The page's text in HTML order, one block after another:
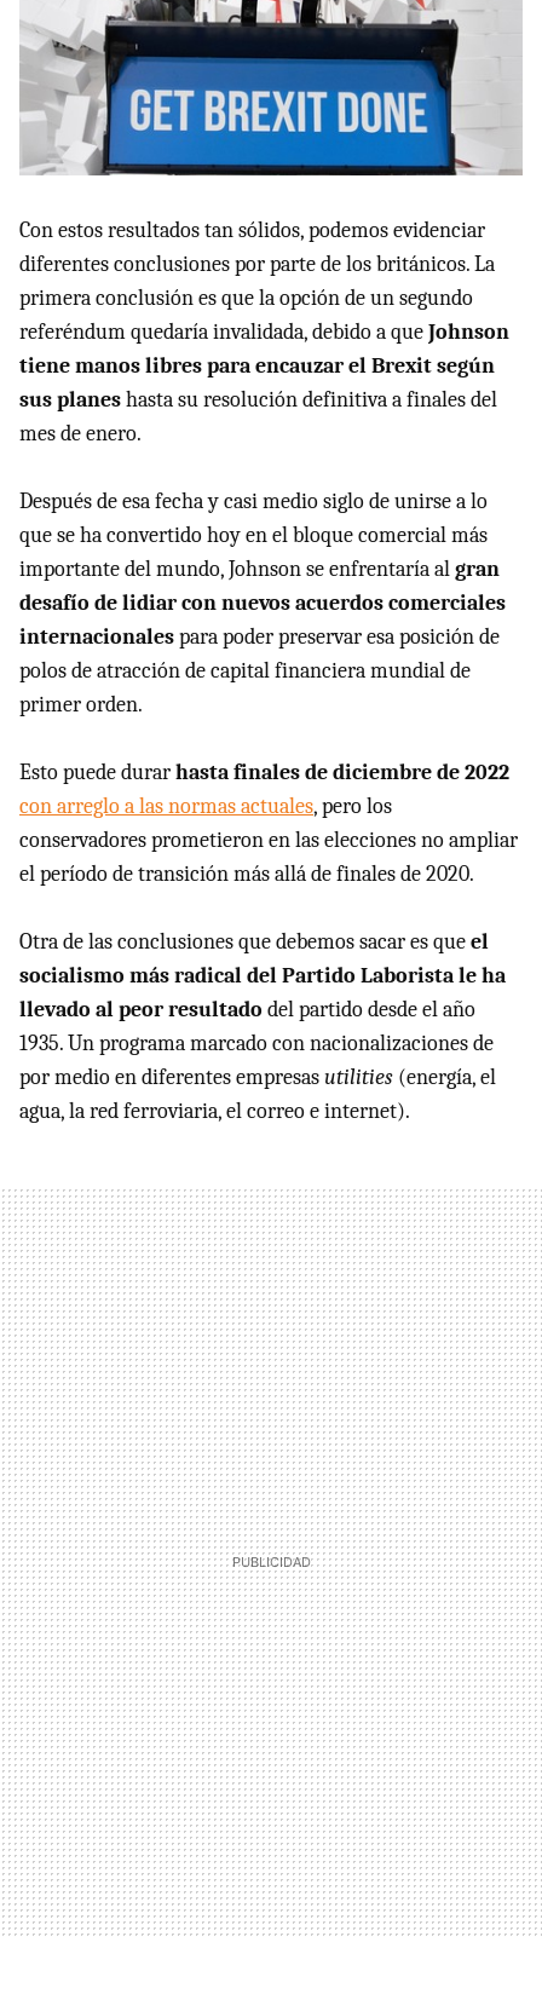
Con estos resultados tan sólidos, podemos evidenciar
diferentes conclusiones por parte de los británicos. La
primera conclusión es que la opción de un segundo
referéndum quedaría invalidada, debido a queJohnson
tiene manos libres para encauzar el Brexit según
sus planeshasta su resolución definitiva a finales del
mes de enero.
Después de esa fecha y casi medio siglo de unirse a lo
que se ha convertido hoy en el bloque comercial más
importante del mundo, Johnson se enfrentaría algran
desafío de lidiar con nuevos acuerdos comerciales
internacionalespara poder preservar esa posición de
polos de atracción de capital financiera mundial de
primer orden.
Esto puede durarhasta finales de diciembre de 2022
con arreglo a las normas actuales, pero los
conservadores prometieron en las elecciones no ampliar
el período de transición más allá de finales de 2020.
Otra de las conclusiones que debemos sacar es queel
socialismo más radical del Partido Laborista le ha
llevado al peor resultado del partido desde el año
1935. Un programa marcado con nacionalizaciones de
por medio en diferentes empresasutilities (energía, el
agua, la red ferroviaria, el correo e internet).